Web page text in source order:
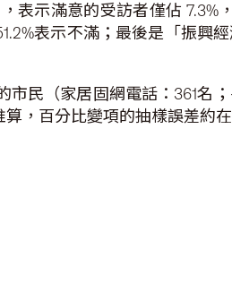
表示滿意的受訪者僅佔 7.3%
表示不滿；最後是「振興經
民（家居固網電話：361名；
，百分比變項的抽樣誤差約